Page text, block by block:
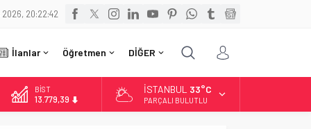
20:22:43
İlanlar Öğretmen DİĞER
BİST
13.779,39
İSTANBUL 33°C
PARÇALI BULUTLU